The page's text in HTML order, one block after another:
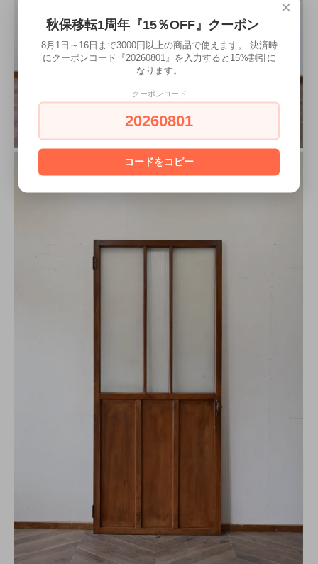
×
秋保移転1周年『15％OFF』クーポン
8月1日～16日まで3000円以上の商品で使えます。 決済時
にクーポンコード『20260801』を入力すると15%割引に
なります。
クーポンコード
20260801
コードをコピー